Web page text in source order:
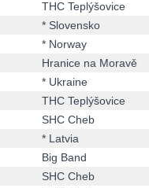
THC Teplýšovice
* Slovensko
* Norway
Hranice na Moravě
* Ukraine
THC Teplýšovice
SHC Cheb
* Latvia
Big Band
SHC Cheb